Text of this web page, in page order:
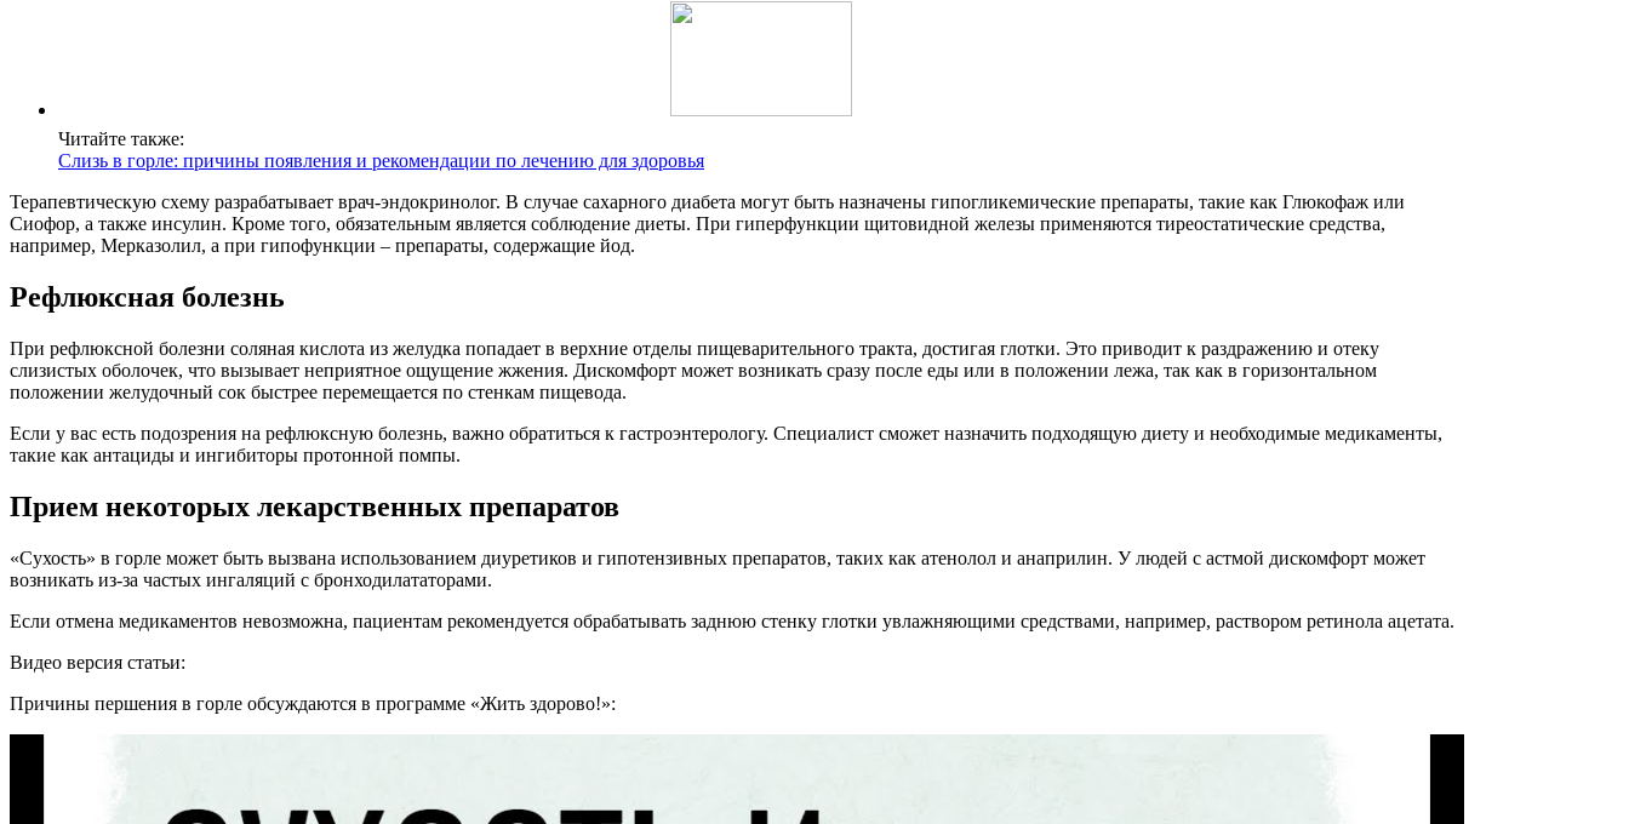
Читайте также:
Слизь в горле: причины появления и рекомендации по лечению для здоровья
Терапевтическую схему разрабатывает врач-эндокринолог. В случае сахарного диабета могут быть назначены гипогликемические препараты, такие как Глюкофаж или
Сиофор, а также инсулин. Кроме того, обязательным является соблюдение диеты. При гиперфункции щитовидной железы применяются тиреостатические средства,
например, Мерказолил, а при гипофункции – препараты, содержащие йод.
Рефлюксная болезнь
При рефлюксной болезни соляная кислота из желудка попадает в верхние отделы пищеварительного тракта, достигая глотки. Это приводит к раздражению и отеку
слизистых оболочек, что вызывает неприятное ощущение жжения. Дискомфорт может возникать сразу после еды или в положении лежа, так как в горизонтальном
положении желудочный сок быстрее перемещается по стенкам пищевода.
Если у вас есть подозрения на рефлюксную болезнь, важно обратиться к гастроэнтерологу. Специалист сможет назначить подходящую диету и необходимые медикаменты,
такие как антациды и ингибиторы протонной помпы.
Прием некоторых лекарственных препаратов
«Сухость» в горле может быть вызвана использованием диуретиков и гипотензивных препаратов, таких как атенолол и анаприлин. У людей с астмой дискомфорт может
возникать из-за частых ингаляций с бронходилататорами.
Если отмена медикаментов невозможна, пациентам рекомендуется обрабатывать заднюю стенку глотки увлажняющими средствами, например, раствором ретинола ацетата.
Видео версия статьи:
Причины першения в горле обсуждаются в программе «Жить здорово!»: